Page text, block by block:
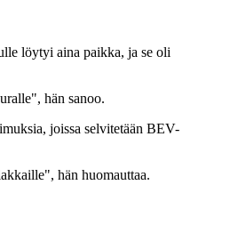
löytyi aina paikka, ja se oli
hän sanoo.
joissa selvitetään BEV-
hän huomauttaa.